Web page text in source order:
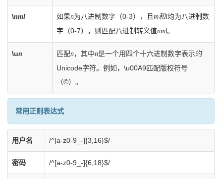
\nml 如果n为八进制数字（0-3），且 m和l均为八进制数
字（0-7），则匹配八进制转义值nml。
\un 匹配n，其中n是一个用四个十六进制数字表示的
Unicode字符。例如，\u00A9匹配版权符号
（©）。
常用正则表达式
用户名 /^[a-z0-9_-]{3,16}$/
密码 /^[a-z0-9_-]{6,18}$/